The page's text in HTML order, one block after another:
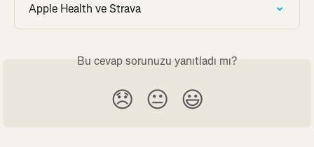
Apple Health ve Strava
Bu cevap sorunuzu yanıtladı mı?
😞 😐 😃